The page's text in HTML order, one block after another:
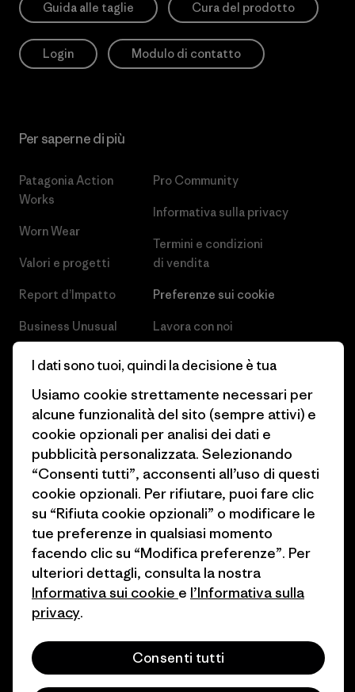
Guida alle taglie Cura del prodotto
Login Modulo di contatto
Per saperne di più
Patagonia Action
Works
Worn Wear
Valori e progetti
Report d’Impatto
Business Unusual
Obiettivi climatici
1% For The Planet
Come finanziamo
Buoni regalo
Trova un negozio
Pro Community
Informativa sulla privacy
Termini e condizioni
di vendita
Preferenze sui cookie
Lavora con noi
Stampa e media
Industry program
Programma di affiliazione
Patagonia Svizzera Mappa del
sito
© 2026 Patagonia, Inc. All Rights Reserved.
italiano
I dati sono tuoi, quindi la decisione è tua
Usiamo cookie strettamente necessari per
alcune funzionalità del sito (sempre attivi) e
cookie opzionali per analisi dei dati e
pubblicità personalizzata. Selezionando
“Consenti tutti”, acconsenti all’uso di questi
cookie opzionali. Per rifiutare, puoi fare clic
su “Rifiuta cookie opzionali” o modificare le
tue preferenze in qualsiasi momento
facendo clic su “Modifica preferenze”. Per
ulteriori dettagli, consulta la nostra
Informativa sui cookie e l’Informativa sulla
privacy.
Consenti tutti